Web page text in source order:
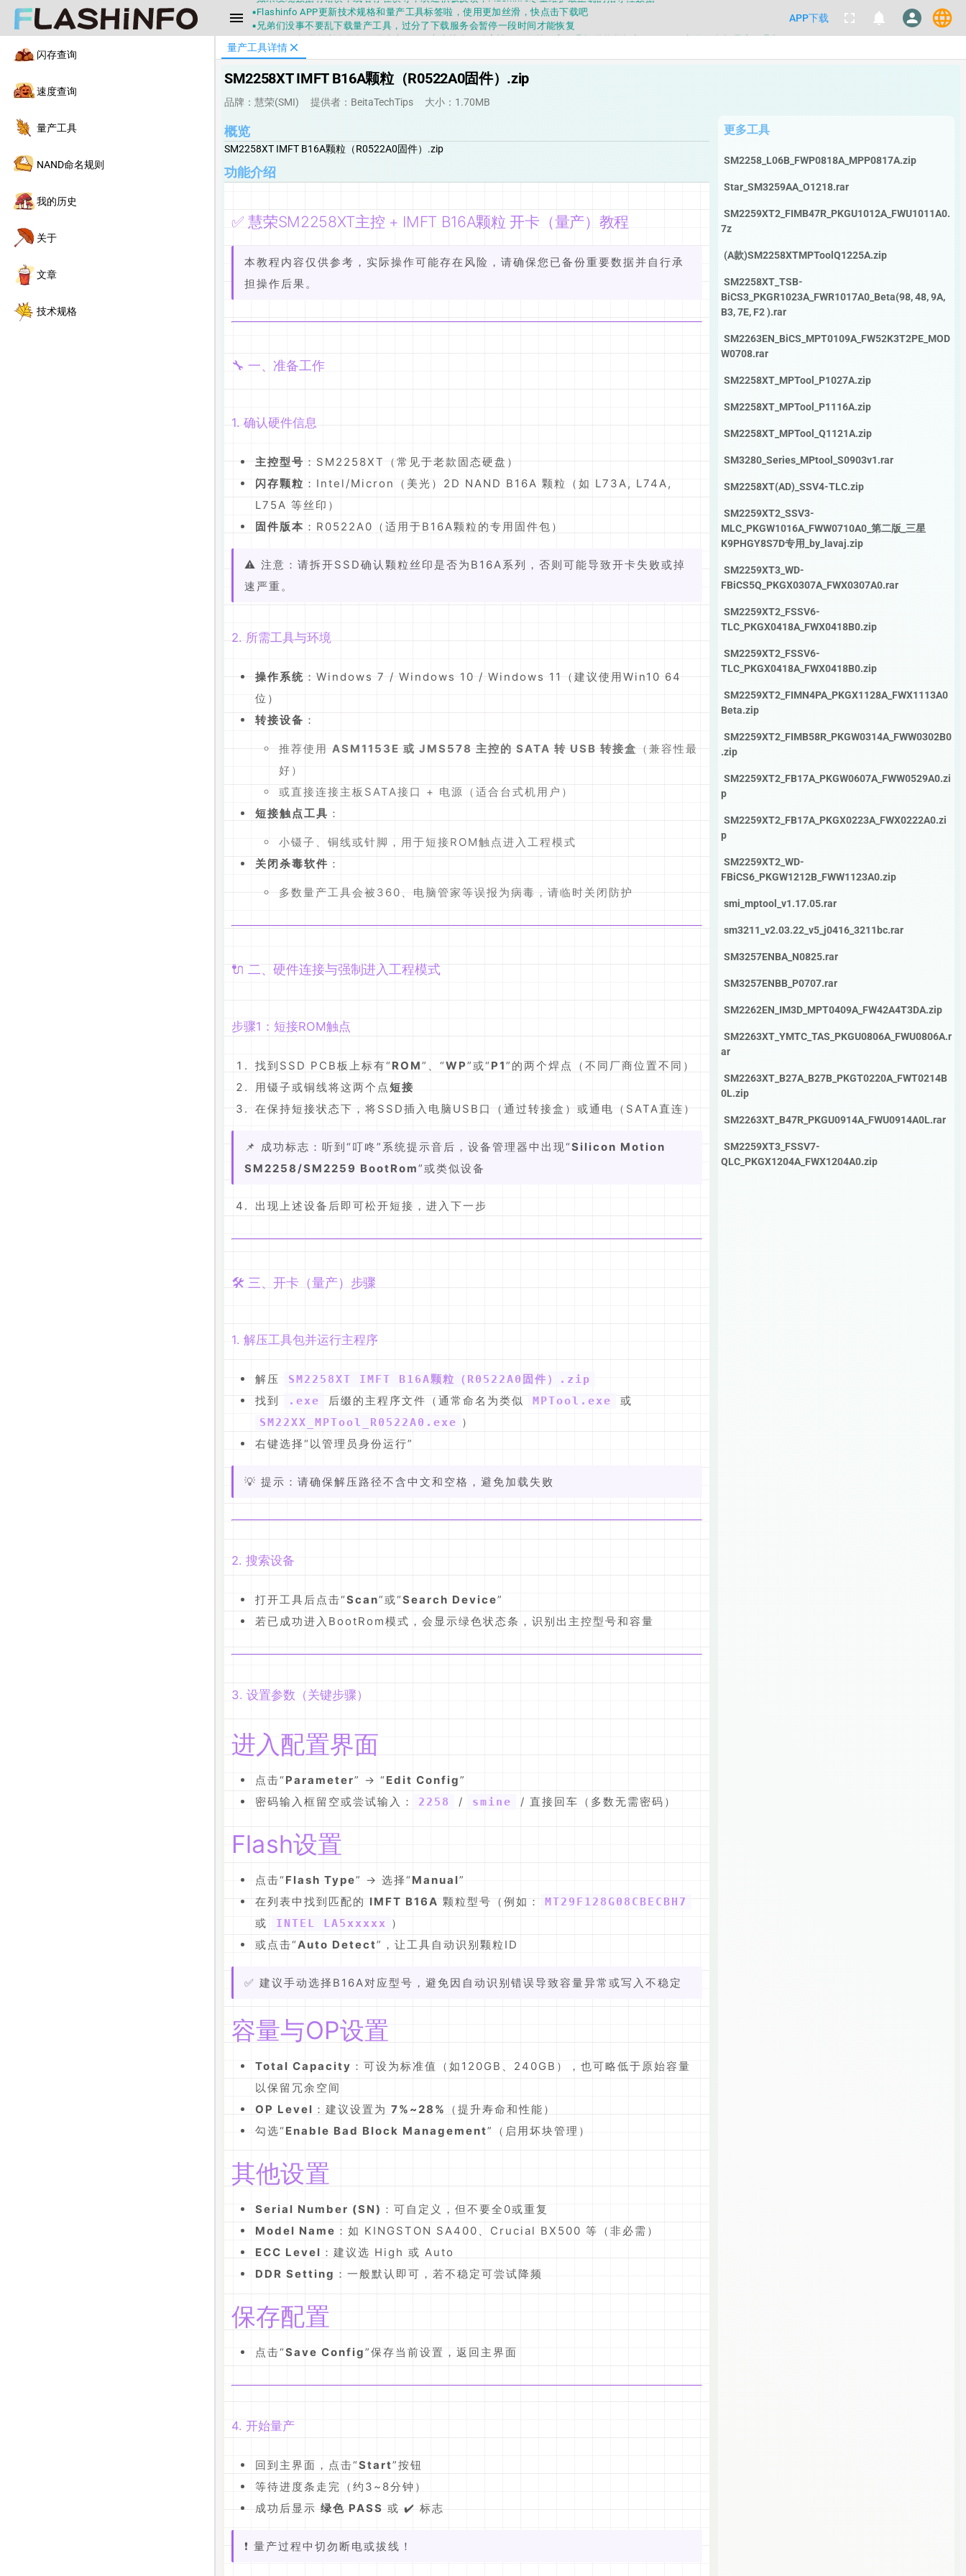
menu
▪Flashinfo APP更新技术规格和量产工具标签啦，使用更加丝滑，快点击下载吧
▪兄弟们没事不要乱下载量产工具，过分了下载服务会暂停一段时间才能恢复
▪Flashinfo提供的所有数据仅供参考，DIY本来就有不确定性，任何第三方工具提供的数据都不要100%相信，包括量产工具都
不一定可信的，因为数据都可以改，一定要有正确的认知，不要随大流
▪如果发现数据有错误，或者存在误导，欢迎积极反馈，Flashinfo尽量维护最正确的指导性数据
▪Flashinfo APP更新技术规格和量产工具标签啦，使用更加丝滑，快点击下载吧
APP下载 fullscreen notifications person language
闪存查询
速度查询
量产工具
NAND命名规则
我的历史
关于
文章
技术规格
SM2258XT IMFT B16A颗粒（R0522A0固件）.zip
品牌：慧荣(SMI) 提供者：BeitaTechTips 大小：1.70MB
概览
SM2258XT IMFT B16A颗粒（R0522A0固件）.zip
功能介绍
✅ 慧荣SM2258XT主控 + IMFT B16A颗粒 开卡（量产）教程
本教程内容仅供参考，实际操作可能存在风险，请确保您已备份重要数据并自行承
担操作后果。
🔧 一、准备工作
1. 确认硬件信息
主控型号 ：SM2258XT（常见于老款固态硬盘）
闪存颗粒 ：Intel/Micron（美光）2D NAND B16A 颗粒（如 L73A, L74A,
L75A 等丝印）
固件版本 ：R0522A0（适用于B16A颗粒的专用固件包）
⚠️ 注意：请拆开SSD确认颗粒丝印是否为B16A系列，否则可能导致开卡失败或掉
速严重。
2. 所需工具与环境
操作系统 ：Windows 7 / Windows 10 / Windows 11（建议使用Win10 64
位）
转接设备 ：
推荐使用 ASM1153E 或 JMS578 主控的 SATA 转 USB 转接盒 （兼容性最
好）
或直接连接主板SATA接口 + 电源（适合台式机用户）
短接触点工具 ：
小镊子、铜线或针脚，用于短接ROM触点进入工程模式
关闭杀毒软件 ：
多数量产工具会被360、电脑管家等误报为病毒，请临时关闭防护
🔌 二、硬件连接与强制进入工程模式
步骤1：短接ROM触点
找到SSD PCB板上标有“ROM”、“WP”或“P1”的两个焊点（不同厂商位置不同）
用镊子或铜线将这两个点短接
在保持短接状态下，将SSD插入电脑USB口（通过转接盒）或通电（SATA直连）
📌 成功标志：听到“叮咚”系统提示音后，设备管理器中出现“Silicon Motion
SM2258/SM2259 BootRom”或类似设备
出现上述设备后即可松开短接，进入下一步
🛠️ 三、开卡（量产）步骤
1. 解压工具包并运行主程序
解压 SM2258XT IMFT B16A颗粒（R0522A0固件）.zip
找到 .exe 后缀的主程序文件（通常命名为类似 MPTool.exe 或
SM22XX_MPTool_R0522A0.exe ）
右键选择“以管理员身份运行”
💡 提示：请确保解压路径不含中文和空格，避免加载失败
2. 搜索设备
打开工具后点击“Scan”或“Search Device”
若已成功进入BootRom模式，会显示绿色状态条，识别出主控型号和容量
3. 设置参数（关键步骤）
进入配置界面
点击“Parameter” → “Edit Config”
密码输入框留空或尝试输入：
2258 / smine / 直接回车（多数无需密码）
Flash设置
点击“Flash Type” → 选择“Manual”
在列表中找到匹配的 IMFT B16A 颗粒型号（例如： MT29F128G08CBECBH7
或 INTEL LA5xxxxx ）
或点击“Auto Detect”，让工具自动识别颗粒ID
✅ 建议手动选择B16A对应型号，避免因自动识别错误导致容量异常或写入不稳定
容量与OP设置
Total Capacity ：可设为标准值（如120GB、240GB），也可略低于原始容量
以保留冗余空间
OP Level ：建议设置为 7%~28%
（提升寿命和性能）
勾选“Enable Bad Block Management”（启用坏块管理）
其他设置
Serial Number (SN) ：可自定义，但不要全0或重复
Model Name ：如 KINGSTON SA400、Crucial BX500 等（非必需）
ECC Level ：建议选 High 或 Auto
DDR Setting ：一般默认即可，若不稳定可尝试降频
保存配置
点击“Save Config”保存当前设置，返回主界面
4. 开始量产
回到主界面，点击“Start”按钮
等待进度条走完（约3~8分钟）
成功后显示 绿色 PASS 或 ✔️ 标志
❗ 量产过程中切勿断电或拔线！
更多工具
SM2258_L06B_FWP0818A_MPP0817A.zip
Star_SM3259AA_O1218.rar
SM2259XT2_FIMB47R_PKGU1012A_FWU1011A0.
7z
(A款)SM2258XTMPToolQ1225A.zip
SM2258XT_TSB-
BiCS3_PKGR1023A_FWR1017A0_Beta(98, 48, 9A,
B3, 7E, F2 ).rar
SM2263EN_BiCS_MPT0109A_FW52K3T2PE_MOD
W0708.rar
SM2258XT_MPTool_P1027A.zip
SM2258XT_MPTool_P1116A.zip
SM2258XT_MPTool_Q1121A.zip
SM3280_Series_MPtool_S0903v1.rar
SM2258XT(AD)_SSV4-TLC.zip
SM2259XT2_SSV3-
MLC_PKGW1016A_FWW0710A0_第二版_三星
K9PHGY8S7D专用_by_lavaj.zip
SM2259XT3_WD-
FBiCS5Q_PKGX0307A_FWX0307A0.rar
SM2259XT2_FSSV6-
TLC_PKGX0418A_FWX0418B0.zip
SM2259XT2_FSSV6-
TLC_PKGX0418A_FWX0418B0.zip
SM2259XT2_FIMN4PA_PKGX1128A_FWX1113A0
Beta.zip
SM2259XT2_FIMB58R_PKGW0314A_FWW0302B0
.zip
SM2259XT2_FB17A_PKGW0607A_FWW0529A0.zi
p
SM2259XT2_FB17A_PKGX0223A_FWX0222A0.zi
p
SM2259XT2_WD-
FBiCS6_PKGW1212B_FWW1123A0.zip
smi_mptool_v1.17.05.rar
sm3211_v2.03.22_v5_j0416_3211bc.rar
SM3257ENBA_N0825.rar
SM3257ENBB_P0707.rar
SM2262EN_IM3D_MPT0409A_FW42A4T3DA.zip
SM2263XT_YMTC_TAS_PKGU0806A_FWU0806A.r
ar
SM2263XT_B27A_B27B_PKGT0220A_FWT0214B
0L.zip
SM2263XT_B47R_PKGU0914A_FWU0914A0L.rar
SM2259XT3_FSSV7-
QLC_PKGX1204A_FWX1204A0.zip
量产工具详情 close